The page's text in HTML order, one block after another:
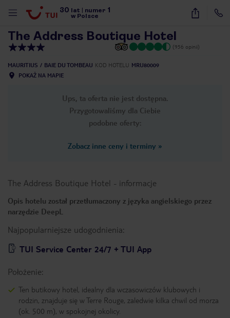
30 lat numer 1
w Polsce
43
The Address Boutique Hotel
(956 opinii)
MAURITIUS BAIE DU TOMBEAU KOD HOTELU MRU80009
POKAŻ NA MAPIE
Ups, ta oferta nie jest dostępna.
Przygotowaliśmy dla Ciebie
podobne oferty:
Zobacz inne ceny i terminy »
The Address Boutique Hotel - informacje
Opis hotelu został przetłumaczony z języka angielskiego przez
narzędzie DeepL
Najpopularniejsze udogodnienia:
TUI Service Center 24/7 + TUI App
Położenie:
Ten butikowy hotel, idealny dla wczasowiczów klubowych i
rodzin, znajduje się w Terre Rouge, zaledwie kilka chwil od morza
(ok. 500 m), w spokojnej okolicy.